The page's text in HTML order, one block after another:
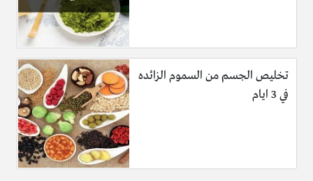
تخليص الجسم من السموم الزائده
في 3 ايام